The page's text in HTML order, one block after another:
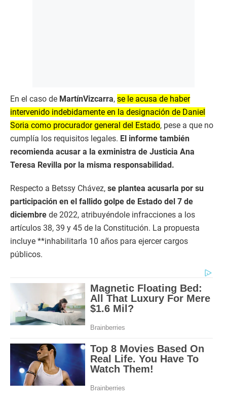
En el caso de MartínVizcarra, se le acusa de haber
intervenido indebidamente en la designación de Daniel
Soria como procurador general del Estado, pese a que no
cumplía los requisitos legales. El informe también
recomienda acusar a la exministra de Justicia Ana
Teresa Revilla por la misma responsabilidad.
Respecto a Betssy Chávez, se plantea acusarla por su
participación en el fallido golpe de Estado del 7 de
diciembre de 2022, atribuyéndole infracciones a los
artículos 38, 39 y 45 de la Constitución. La propuesta
incluye **inhabilitarla 10 años para ejercer cargos
públicos.